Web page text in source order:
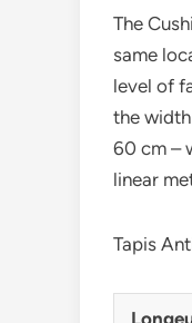
The
same
level of
the
60 cm –
linear
Tapis